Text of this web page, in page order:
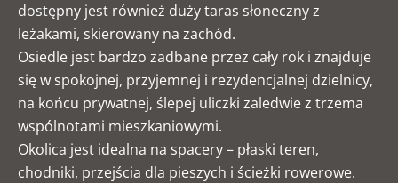
dostępny jest również duży taras słoneczny z
leżakami, skierowany na zachód.
Osiedle jest bardzo zadbane przez cały rok i znajduje
się w spokojnej, przyjemnej i rezydencjalnej dzielnicy,
na końcu prywatnej, ślepej uliczki zaledwie z trzema
wspólnotami mieszkaniowymi.
Okolica jest idealna na spacery – płaski teren,
chodniki, przejścia dla pieszych i ścieżki rowerowe.